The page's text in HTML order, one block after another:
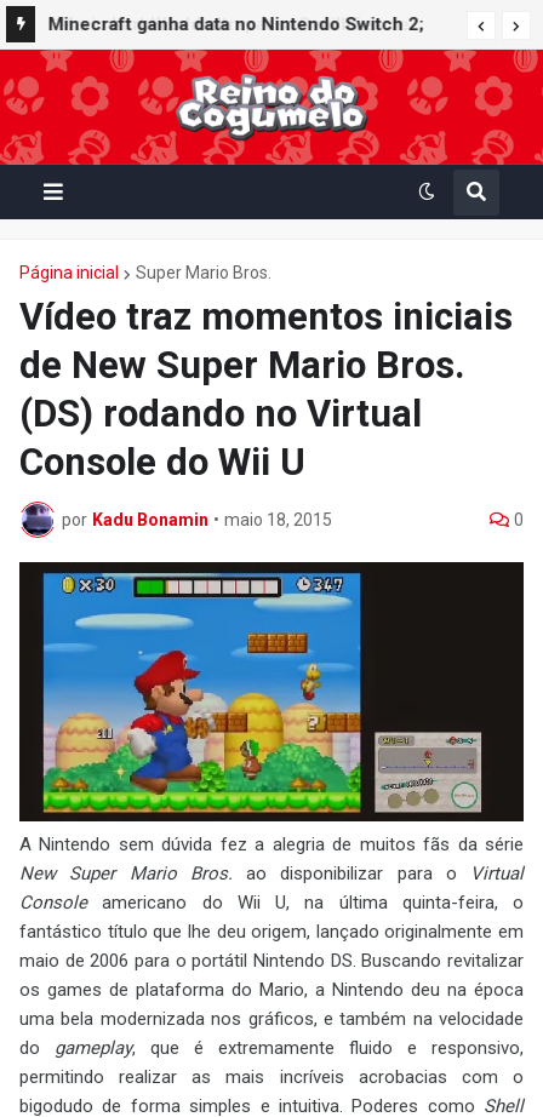
Minecraft ganha data no Nintendo Switch 2;
Super Mario Mash-Up receberá atualização
gráfica exclusiva
Página inicial Super Mario Bros.
Vídeo traz momentos iniciais
de New Super Mario Bros.
(DS) rodando no Virtual
Console do Wii U
por Kadu Bonamin • maio 18, 2015 0
A Nintendo sem dúvida fez a alegria de muitos fãs da série
New Super Mario Bros. ao disponibilizar para o
Virtual
Consoleamericano do Wii U, na última quinta-feira, o
fantástico título que lhe deu origem, lançado originalmente em
maio de 2006 para o portátil Nintendo DS. Buscando revitalizar
os games de plataforma do Mario, a Nintendo deu na época
uma bela modernizada nos gráficos, e também na velocidade
do gameplay, que é extremamente fluido e responsivo,
permitindo realizar as mais incríveis acrobacias com o
bigodudo de forma simples e intuitiva. Poderes como Shell